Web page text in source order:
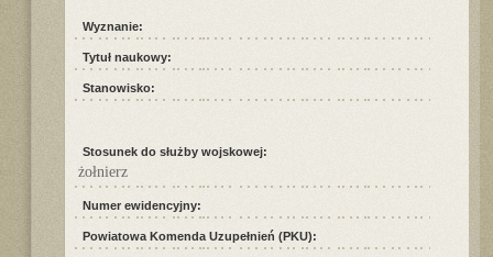
Wyznanie:
Tytuł naukowy:
Stanowisko:
Stosunek do służby wojskowej:
żołnierz
Numer ewidencyjny:
Powiatowa Komenda Uzupełnień (PKU):